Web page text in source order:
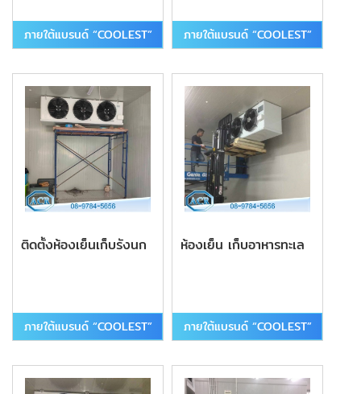
ภายใต้แบรนด์ “COOLEST” ภายใต้แบรนด์ “COOLEST”
ติดตั้งห้องเย็นเก็บรังนก
ภายใต้แบรนด์ “COOLEST”
ห้องเย็น เก็บอาหารทะเล
ภายใต้แบรนด์ “COOLEST”